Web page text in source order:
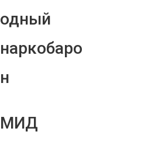
одный
наркобаро
н
МИД